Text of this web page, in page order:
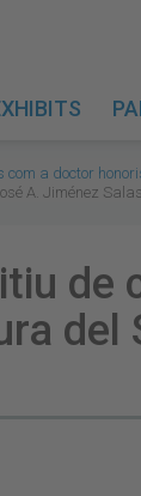
a doctor
A. Jiménez
de
del